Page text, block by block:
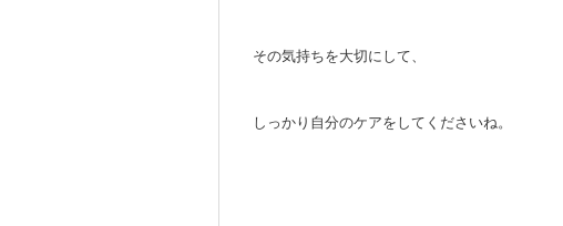
その気持ちを大切にして、
しっかり自分のケアをしてくださいね。